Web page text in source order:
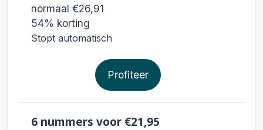
normaal €26,91
54% korting
Stopt automatisch
Profiteer
6 nummers voor €21,95